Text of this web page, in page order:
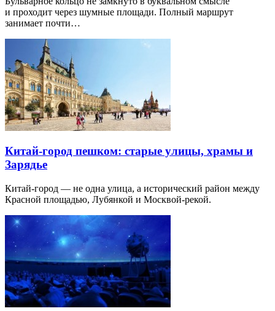
и проходит через шумные площади. Полный маршрут
занимает почти…
Китай-город пешком: старые улицы, храмы и
Зарядье
Китай-город — не одна улица, а исторический район между
Красной площадью, Лубянкой и Москвой-рекой.